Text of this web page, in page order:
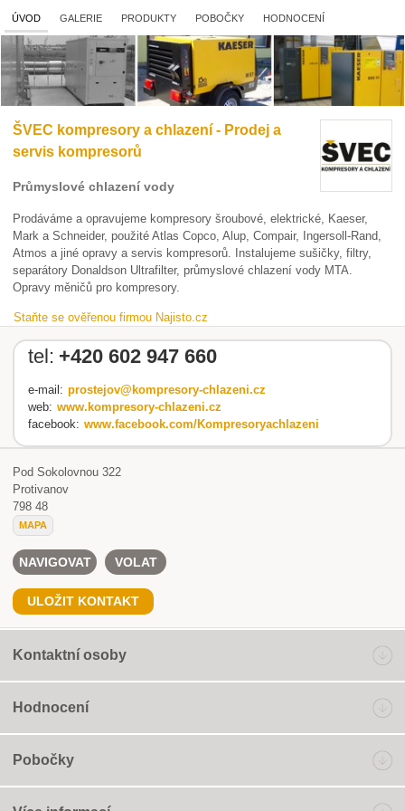
ÚVOD GALERIE PRODUKTY POBOČKY HODNOCENÍ
ŠVEC kompresory a chlazení - Prodej a
servis kompresorů
Průmyslové chlazení vody
Prodáváme a opravujeme kompresory šroubové, elektrické, Kaeser,
Mark a Schneider, použité Atlas Copco, Alup, Compair, Ingersoll-Rand,
Atmos a jiné opravy a servis kompresorů. Instalujeme sušičky, filtry,
separátory Donaldson Ultrafilter, průmyslové chlazení vody MTA.
Opravy měničů pro kompresory.
Staňte se ověřenou firmou Najisto.cz
tel: +420 602 947 660
e-mail: prostejov@kompresory-chlazeni.cz
web: www.kompresory-chlazeni.cz
facebook: www.facebook.com/Kompresoryachlazeni
Pod Sokolovnou 322
Protivanov
798 48
MAPA
NAVIGOVAT VOLAT
ULOŽIT KONTAKT
Kontaktní osoby
Hodnocení
Pobočky